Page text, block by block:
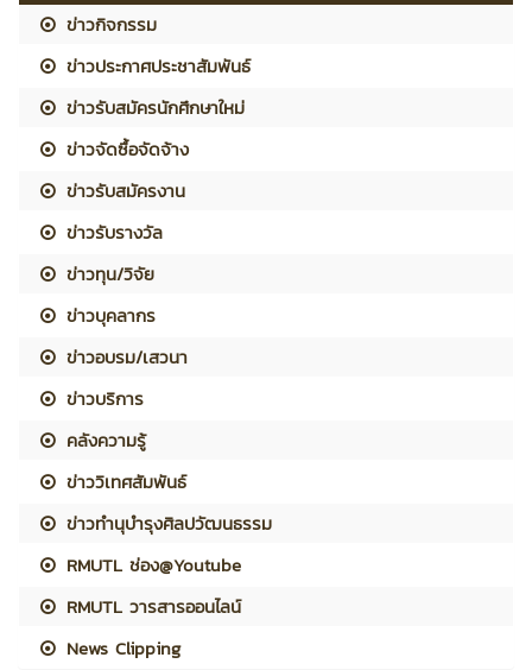
ข่าวกิจกรรม
ข่าวประกาศประชาสัมพันธ์
ข่าวรับสมัครนักศึกษาใหม่
ข่าวจัดซื้อจัดจ้าง
ข่าวรับสมัครงาน
ข่าวรับรางวัล
ข่าวทุน/วิจัย
ข่าวบุคลากร
ข่าวอบรม/เสวนา
ข่าวบริการ
คลังความรู้
ข่าววิเทศสัมพันธ์
ข่าวทำนุบำรุงศิลปวัฒนธรรม
RMUTL ช่อง@Youtube
RMUTL วารสารออนไลน์
News Clipping